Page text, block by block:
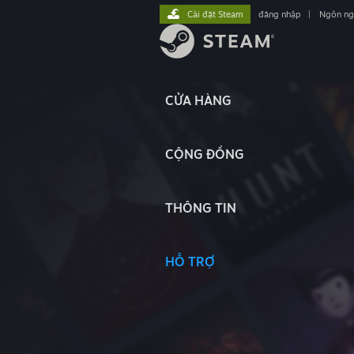
CỬA HÀNG
CỘNG ĐỒNG
THÔNG TIN
HỖ TRỢ
Cài đặt Steam đăng nhập Ngôn